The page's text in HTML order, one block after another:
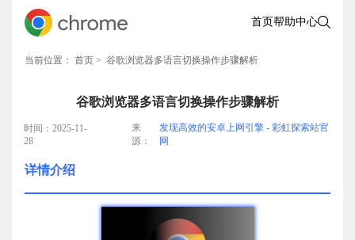
首页帮助中心
当前位置： 首页 > 谷歌浏览器多语言切换操作步骤解析
谷歌浏览器多语言切换操作步骤解析
时间：2025-11-
28
来
源：
发现高效的安卓上网引擎 - 彩虹探索站官
网
详情介绍